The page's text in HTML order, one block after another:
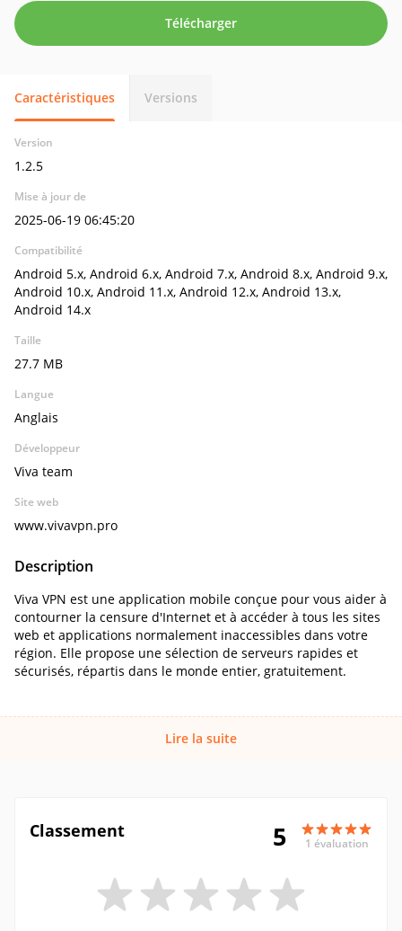
Télécharger
Caractéristiques Versions
Version
1.2.5
Mise à jour de
2025-06-19 06:45:20
Compatibilité
Android 5.x, Android 6.x, Android 7.x, Android 8.x, Android 9.x,
Android 10.x, Android 11.x, Android 12.x, Android 13.x,
Android 14.x
Taille
27.7 MB
Langue
Anglais
Développeur
Viva team
Site web
www.vivavpn.pro
Description
Viva VPN est une application mobile conçue pour vous aider à
contourner la censure d'Internet et à accéder à tous les sites
web et applications normalement inaccessibles dans votre
région. Elle propose une sélection de serveurs rapides et
sécurisés, répartis dans le monde entier, gratuitement.
Lire la suite
Classement 5 1 évaluation